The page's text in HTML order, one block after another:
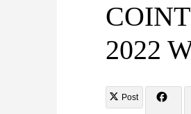
2022
Post